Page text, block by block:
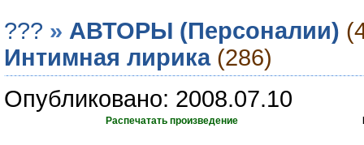
??? » АВТОРЫ (Персоналии)
Интимная лирика (286)
Опубликовано: 2008.07.10
Распечатать произведение